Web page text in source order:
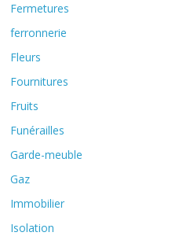
Fermetures
ferronnerie
Fleurs
Fournitures
Fruits
Funérailles
Garde-meuble
Gaz
Immobilier
Isolation